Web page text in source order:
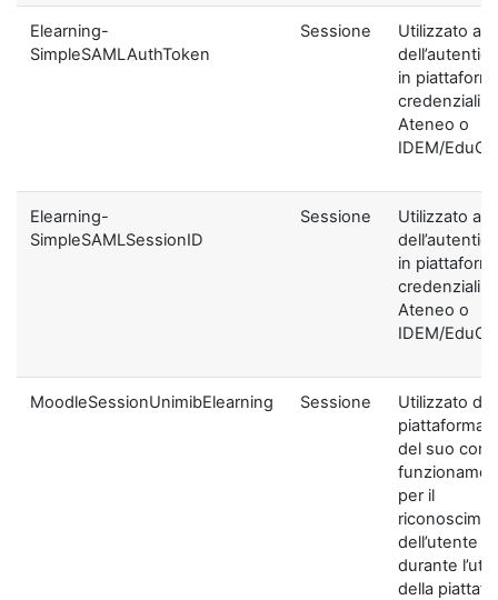
Elearning-
SimpleSAMLAuthToken
Sessione
Utilizzato ai
in
credenziali di
Ateneo o
IDEM/
Elearning-
SimpleSAMLSessionID
Sessione
Utilizzato ai
in
credenziali di
Ateneo o
IDEM/
MoodleSessionUnimibElearning Sessione
Utilizzato
piattaforma
del suo
per il
dell’utente
durante
della